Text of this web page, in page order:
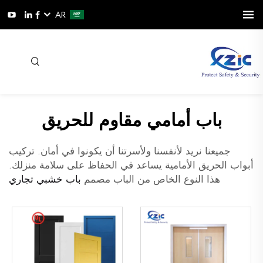
AR
باب أمامي مقاوم للحريق
جميعنا نريد لأنفسنا ولأسرتنا أن يكونوا في أمان. تركيب
أبواب الحريق الأمامية يساعد في الحفاظ على سلامة منزلك.
هذا النوع الخاص من الباب مصمم باب خشبي تجاري